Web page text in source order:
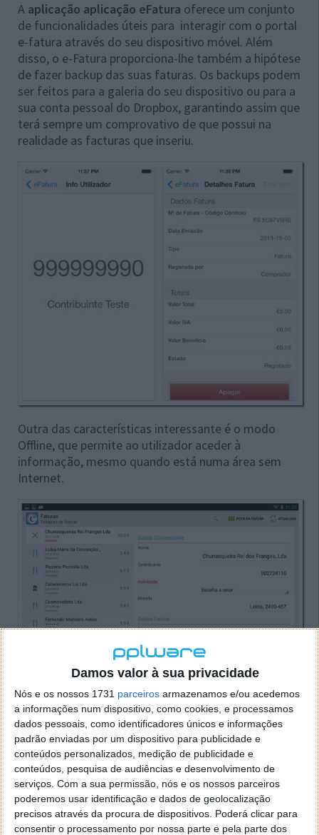
Damos valor à sua privacidade
Nós e os nossos 1731 parceiros armazenamos e/ou acedemos
a informações num dispositivo, como cookies, e processamos
dados pessoais, como identificadores únicos e informações
padrão enviadas por um dispositivo para publicidade e
conteúdos personalizados, medição de publicidade e
conteúdos, pesquisa de audiências e desenvolvimento de
serviços. Com a sua permissão, nós e os nossos parceiros
poderemos usar identificação e dados de geolocalização
precisos através da procura de dispositivos. Poderá clicar para
consentir o processamento por nossa parte e pela parte dos
A aplicação aplicação eFatura oferece um conjunto
de funcionalidades úteis para interagir com o portal
e-fatura através do seu dispositivo móvel. Além
disso, o e-Fatura proporciona-lhe também a hipótese
de fazer backup das suas faturas. Os backups podem
ser feitos para a galeria do seu dispositivo ou para a
sua conta pessoal do Dropbox, garantindo assim que
terá sempre um comprovativo de que possui na
realidade as facturas que inseriu.
Outra das características interessante é o modo
Offline, que permite ao utilizador aceder à
informação, mesmo quando está numa área sem
Internet.
Para os mais reticentes em termos de segurança, a
aplicação tem também um modo de demonstração
que permite ao utilizador experimentar a aplicação e
atestar todas as funcionalidades:
Resumidamente, estas são, para já, as
características do eFatura, tanto em iOS como em
Android: